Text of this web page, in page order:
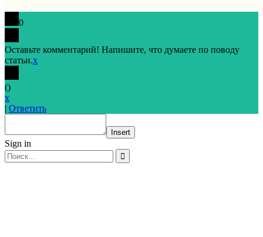
0
Оставьте комментарий! Напишите, что думаете по поводу
статьи.x
()
x
| Ответить
Insert
Sign in